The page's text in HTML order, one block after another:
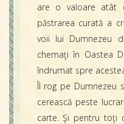
are o valoare atât
păstrarea curată a
voii lui Dumnezeu
chemaţi în Oastea
îndrumat spre
Îl rog pe Dumnezeu
cerească peste
carte. Şi pentru toţi